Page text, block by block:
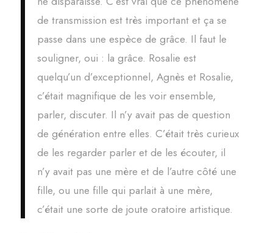
de transmission est très important et ça se
passe dans une espèce de grâce. Il faut le
souligner, oui : la grâce. Rosalie est
quelqu’un d’exceptionnel, Agnès et Rosalie,
c’était magnifique de les voir ensemble,
parler, discuter. Il n’y avait pas de question
de génération entre elles. C’était très curieux
de les regarder parler et de les écouter, il
n’y avait pas une mère et de l’autre côté une
fille, ou une fille qui parlait à une mère,
c’était une sorte de joute oratoire artistique.